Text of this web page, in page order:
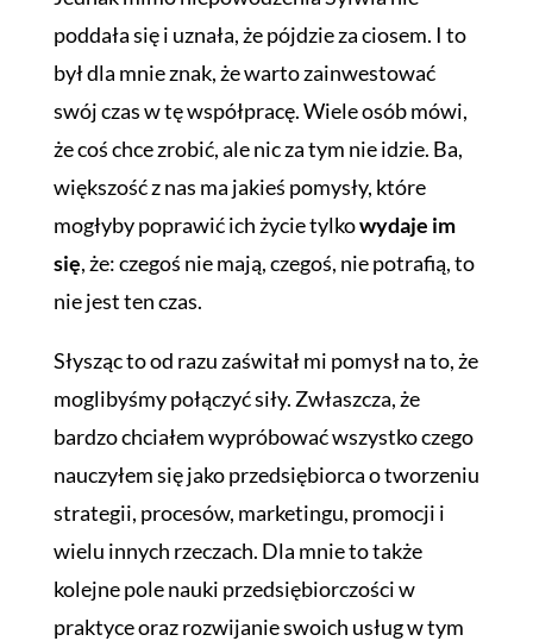
poddała się i uznała, że pójdzie za ciosem. I to
był dla mnie znak, że warto zainwestować
swój czas w tę współpracę. Wiele osób mówi,
że coś chce zrobić, ale nic za tym nie idzie. Ba,
większość z nas ma jakieś pomysły, które
mogłyby poprawić ich życie tylkowydaje im
się, że: czegoś nie mają, czegoś, nie potrafią, to
nie jest ten czas.
Słysząc to od razu zaświtał mi pomysł na to, że
moglibyśmy połączyć siły. Zwłaszcza, że
bardzo chciałem wypróbować wszystko czego
nauczyłem się jako przedsiębiorca o tworzeniu
strategii, procesów, marketingu, promocji i
wielu innych rzeczach. Dla mnie to także
kolejne pole nauki przedsiębiorczości w
praktyce oraz rozwijanie swoich usług w tym